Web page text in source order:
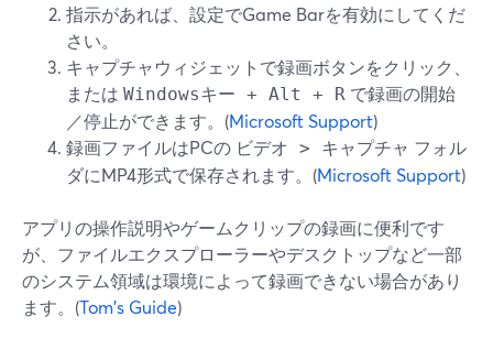
指示があれば、設定でGame Barを有効にしてくだ
さい。
キャプチャウィジェットで録画ボタンをクリック、
または Windowsキー + Alt + R で録画の開始
／停止ができます。(Microsoft Support)
録画ファイルはPCの ビデオ > キャプチャ フォル
ダにMP4形式で保存されます。(Microsoft Support)
アプリの操作説明やゲームクリップの録画に便利です
が、ファイルエクスプローラーやデスクトップなど一部
のシステム領域は環境によって録画できない場合があり
ます。(Tom's Guide)